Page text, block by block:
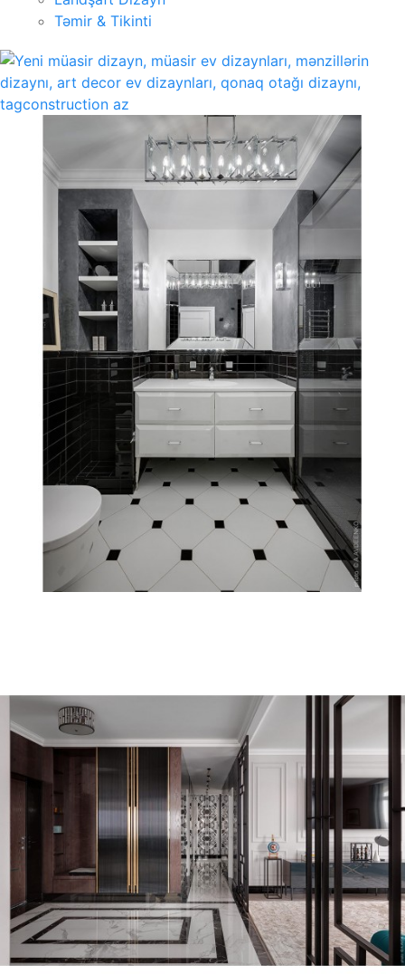
Təmir & Tikinti